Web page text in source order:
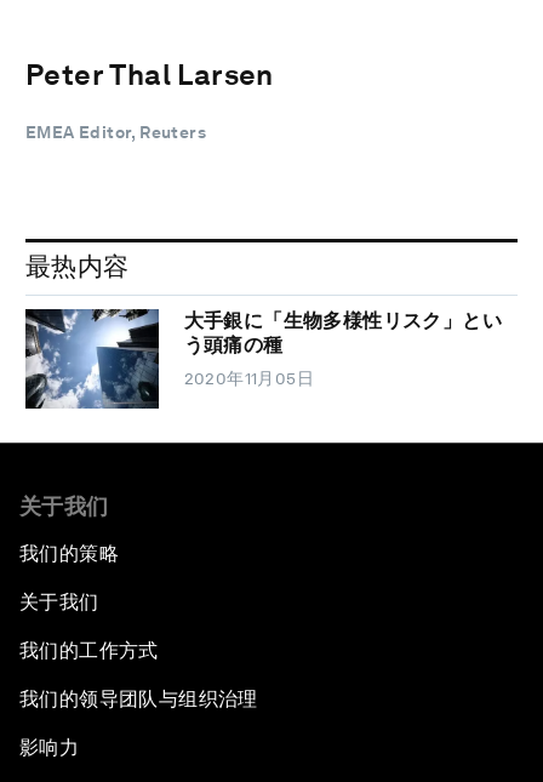
Peter Thal Larsen
EMEA Editor, Reuters
最热内容
大手銀に「生物多様性リスク」とい
う頭痛の種
2020年11月05日
关于我们
我们的策略
关于我们
我们的工作方式
我们的领导团队与组织治理
影响力